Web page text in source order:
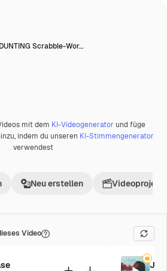
DUNTING Scrabble-Wor…
mit dem KI-Videogenerator und füge
indem du unseren KI-Stimmengenerator
verwendest
Neu erstellen Videoprojekt
Video